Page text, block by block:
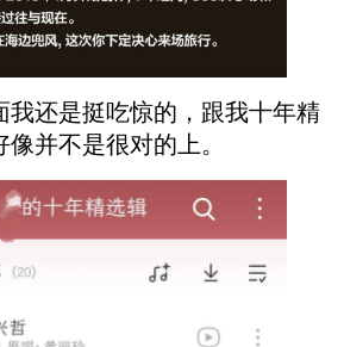
我还是挺吃惊的，跟我十年精
并不是很对的上。